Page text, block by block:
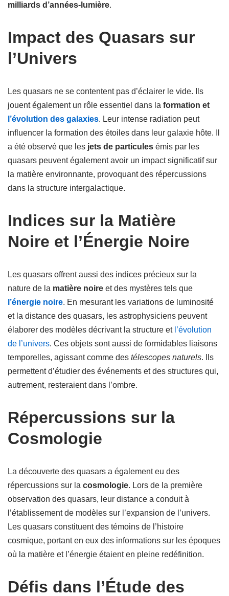
milliards d’années-lumière.
Impact des Quasars sur
l’Univers
Les quasars ne se contentent pas d’éclairer le vide. Ils
jouent également un rôle essentiel dans la formation et
l’évolution des galaxies. Leur intense radiation peut
influencer la formation des étoiles dans leur galaxie hôte. Il
a été observé que les jets de particules émis par les
quasars peuvent également avoir un impact significatif sur
la matière environnante, provoquant des répercussions
dans la structure intergalactique.
Indices sur la Matière
Noire et l’Énergie Noire
Les quasars offrent aussi des indices précieux sur la
nature de la matière noire et des mystères tels que
l’énergie noire. En mesurant les variations de luminosité
et la distance des quasars, les astrophysiciens peuvent
élaborer des modèles décrivant la structure et l’évolution
de l’univers. Ces objets sont aussi de formidables liaisons
temporelles, agissant comme des télescopes naturels. Ils
permettent d’étudier des événements et des structures qui,
autrement, resteraient dans l’ombre.
Répercussions sur la
Cosmologie
La découverte des quasars a également eu des
répercussions sur la cosmologie. Lors de la première
observation des quasars, leur distance a conduit à
l’établissement de modèles sur l’expansion de l’univers.
Les quasars constituent des témoins de l’histoire
cosmique, portant en eux des informations sur les époques
où la matière et l’énergie étaient en pleine redéfinition.
Défis dans l’Étude des